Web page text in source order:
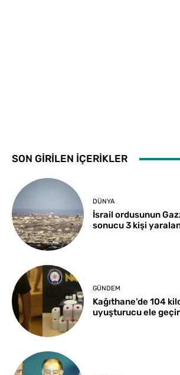
SON GİRİLEN İÇERİKLER
DÜNYA
İsrail ordusunun
sonucu 3 kişi
GÜNDEM
Kağıthane’de 104
uyuşturucu ele